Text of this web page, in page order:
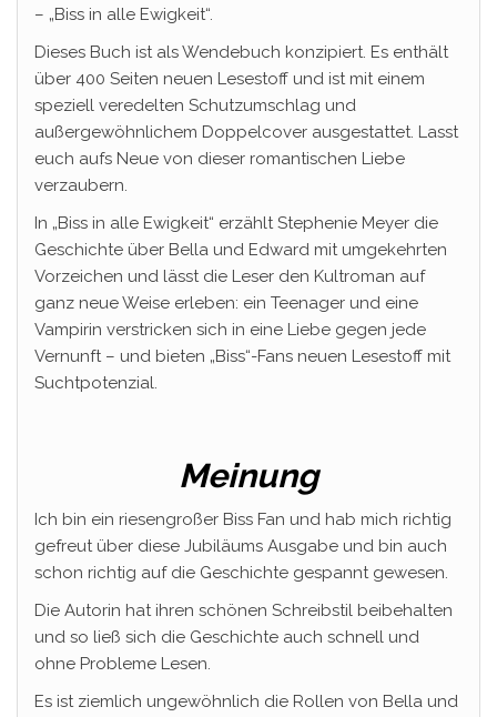
– „Biss in alle Ewigkeit“.
Dieses Buch ist als Wendebuch konzipiert. Es enthält
über 400 Seiten neuen Lesestoff und ist mit einem
speziell veredelten Schutzumschlag und
außergewöhnlichem Doppelcover ausgestattet. Lasst
euch aufs Neue von dieser romantischen Liebe
verzaubern.
In „Biss in alle Ewigkeit“ erzählt Stephenie Meyer die
Geschichte über Bella und Edward mit umgekehrten
Vorzeichen und lässt die Leser den Kultroman auf
ganz neue Weise erleben: ein Teenager und eine
Vampirin verstricken sich in eine Liebe gegen jede
Vernunft – und bieten „Biss“-Fans neuen Lesestoff mit
Suchtpotenzial.
Meinung
Ich bin ein riesengroßer Biss Fan und hab mich richtig
gefreut über diese Jubiläums Ausgabe und bin auch
schon richtig auf die Geschichte gespannt gewesen.
Die Autorin hat ihren schönen Schreibstil beibehalten
und so ließ sich die Geschichte auch schnell und
ohne Probleme Lesen.
Es ist ziemlich ungewöhnlich die Rollen von Bella und